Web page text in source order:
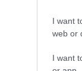
I want
web or
I want
harmadik